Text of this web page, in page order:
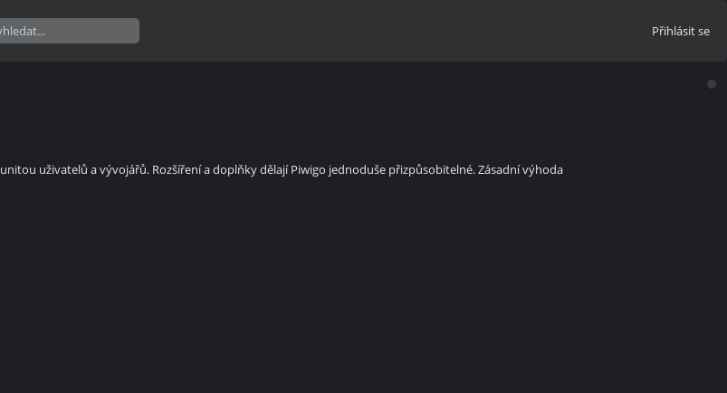
Přihlásit se
uživatelů a vývojářů. Rozšíření a doplňky dělají Piwigo jednoduše přizpůsobitelné. Zásadní výhoda